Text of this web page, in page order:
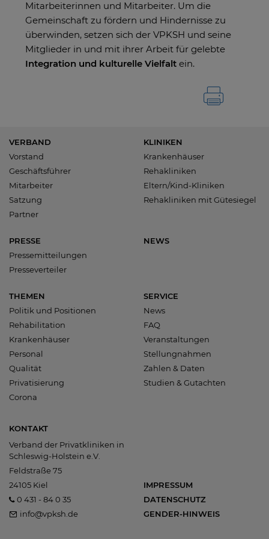
Mitarbeiterinnen und Mitarbeiter. Um die
Gemeinschaft zu fördern und Hindernisse zu
überwinden, setzen sich der VPKSH und seine
Mitglieder in und mit ihrer Arbeit für gelebte
Integration und kulturelle Vielfalt ein.
VERBAND
Vorstand
Geschäftsführer
Mitarbeiter
Satzung
Partner
KLINIKEN
Krankenhäuser
Rehakliniken
Eltern/Kind-Kliniken
Rehakliniken mit Gütesiegel
PRESSE
Pressemitteilungen
Presseverteiler
NEWS
THEMEN
Politik und Positionen
Rehabilitation
Krankenhäuser
Personal
Qualität
Privatisierung
Corona
SERVICE
News
FAQ
Veranstaltungen
Stellungnahmen
Zahlen & Daten
Studien & Gutachten
KONTAKT
Verband der Privatkliniken in
Schleswig-Holstein e.V.
Feldstraße 75
24105 Kiel
0 431 - 84 0 35
info@vpksh.de
IMPRESSUM
DATENSCHUTZ
GENDER-HINWEIS